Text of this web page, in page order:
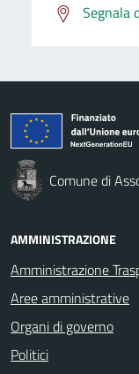
Segnala
Comune di
AMMINISTRAZIONE
Amministrazione
Aree amministrative
Organi di governo
Politici